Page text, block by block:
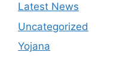
Latest News
Uncategorized
Yojana